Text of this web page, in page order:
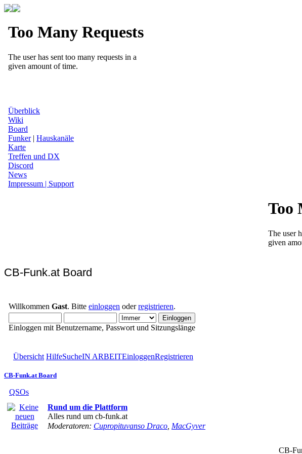
Überblick
Wiki
Board
Funker| Hauskanäle
Karte
Treffen und DX
Discord
News
Impressum | Support
CB-Funk.at Board
Willkommen Gast. Bitte einloggen oderregistrieren.
Einloggen mit Benutzername, Passwort und Sitzungslänge
Übersicht HilfeSucheIN ARBEITEinloggenRegistrieren
CB-Funk.at Board
QSOs
Rund um die Plattform
Alles rund um cb-funk.at
Moderatoren: Cupropituvanso Draco MacGyver
CB-